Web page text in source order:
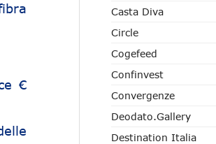
€
Casta Diva
Circle
Cogefeed
Confinvest
Convergenze
Deodato.Gallery
Destination Italia